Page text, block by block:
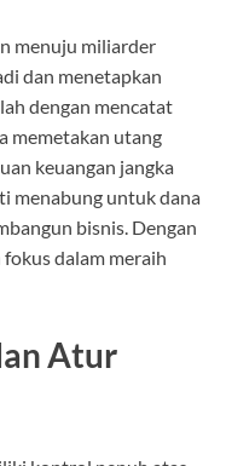
menuju miliarder
dan menetapkan
dengan mencatat
memetakan utang
keuangan jangka
menabung untuk dana
bisnis. Dengan
dalam meraih
Atur